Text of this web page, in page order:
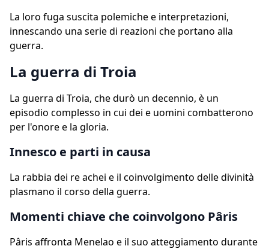
La loro fuga suscita polemiche e interpretazioni,
innescando una serie di reazioni che portano alla
guerra.
La guerra di Troia
La guerra di Troia, che durò un decennio, è un
episodio complesso in cui dei e uomini combatterono
per l'onore e la gloria.
Innesco e parti in causa
La rabbia dei re achei e il coinvolgimento delle divinità
plasmano il corso della guerra.
Momenti chiave che coinvolgono Pâris
Pâris affronta Menelao e il suo atteggiamento durante